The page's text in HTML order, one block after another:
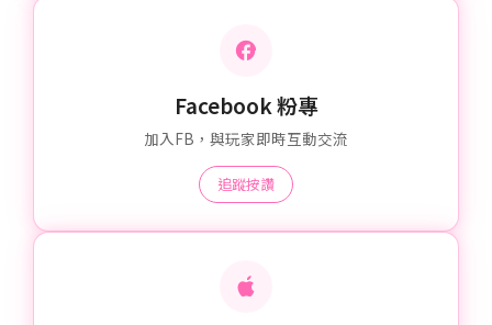
Facebook 粉專
加入FB，與玩家即時互動交流
追蹤按讚